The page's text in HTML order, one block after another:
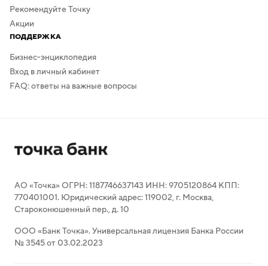
Рекомендуйте Точку
Акции
ПОДДЕРЖКА
Бизнес-энциклопедия
Вход в личный кабинет
FAQ: ответы на важные вопросы
АО «Точка» ОГРН: 1187746637143 ИНН: 9705120864 КПП:
770401001. Юридический адрес: 119002, г. Москва,
Староконюшенный пер., д. 10
ООО «Банк Точка». Универсальная лицензия Банка России
№ 3545 от 03.02.2023